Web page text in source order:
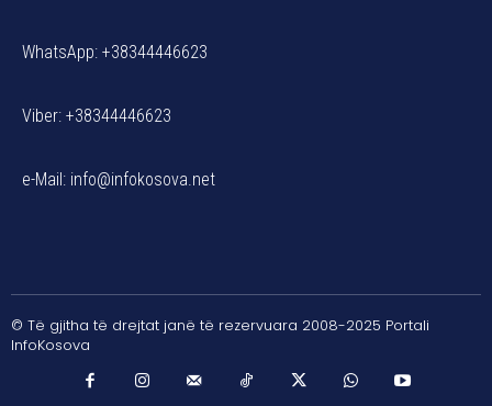
WhatsApp: +38344446623
Viber: +38344446623
e-Mail: info@infokosova.net
© Të gjitha të drejtat janë të rezervuara 2008-2025 Portali
InfoKosova